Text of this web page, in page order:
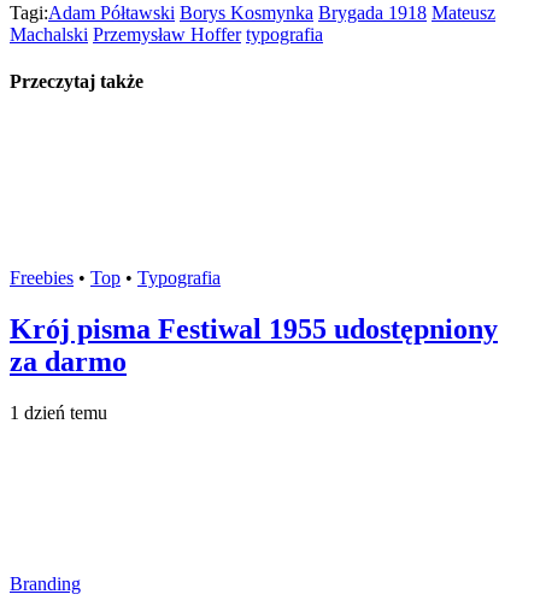
Tagi:Adam Półtawski Borys Kosmynka Brygada 1918 Mateusz
Machalski Przemysław Hoffer typografia
Przeczytaj także
Freebies • Top • Typografia
Krój pisma Festiwal 1955 udostępniony
za darmo
1 dzień temu
Branding